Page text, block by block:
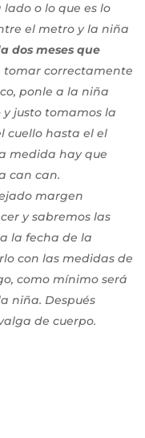
o lo que es lo
el metro y la niña
dos meses que
tomar correctamente
ponle a la niña
justo tomamos la
cuello hasta el el
medida hay que
can can.
margen
y sabremos las
la fecha de la
con las medidas de
como mínimo será
niña. Después
de cuerpo.